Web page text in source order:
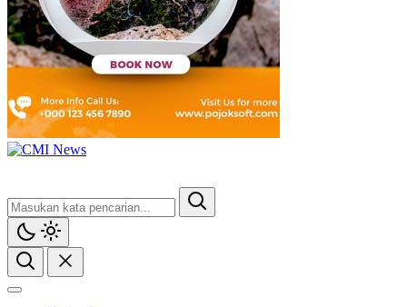
CMI News
Berani, Integritas dan Loyalitas